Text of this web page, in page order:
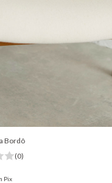
Bordô
(0)
Pix